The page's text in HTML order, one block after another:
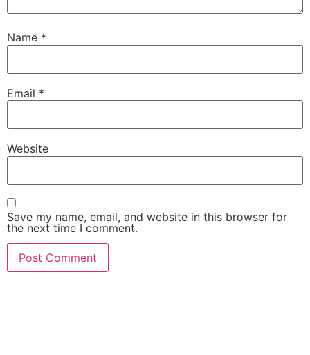
Name *
Email *
Website
Save my name, email, and website in this browser for
the next time I comment.